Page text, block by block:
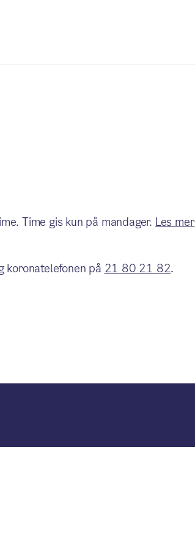
Time gis kun på mandager. Les mer
koronatelefonen på 21 80 21 82.